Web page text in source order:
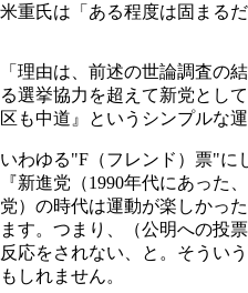
米重氏は「ある程度は固まる
「理由は、前述の世論調査の
る選挙協力を超えて新党とし
区も中道』というシンプルな
いわゆる"F（フレンド）票"に
『新進党（1990年代にあった
党）の時代は運動が楽しかっ
ます。つまり、（公明への投
反応をされない、と。そうい
もしれません。